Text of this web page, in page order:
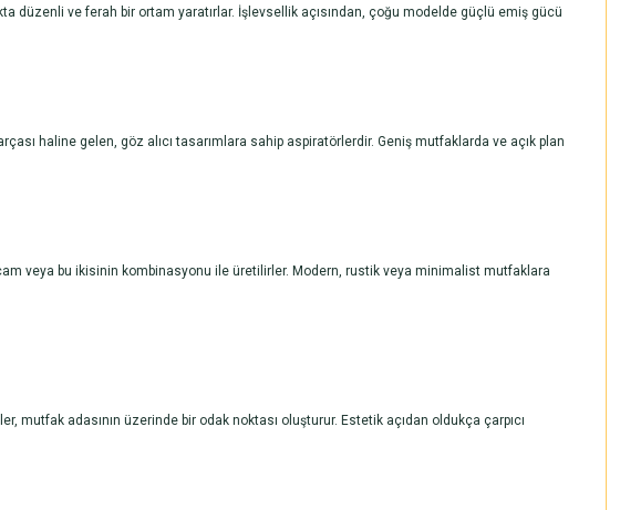
düzenli ve ferah bir ortam yaratırlar. İşlevsellik açısından, çoğu modelde güçlü emiş gücü
haline gelen, göz alıcı tasarımlara sahip aspiratörlerdir. Geniş mutfaklarda ve açık plan
veya bu ikisinin kombinasyonu ile üretilirler. Modern, rustik veya minimalist mutfaklara
mutfak adasının üzerinde bir odak noktası oluşturur. Estetik açıdan oldukça çarpıcı